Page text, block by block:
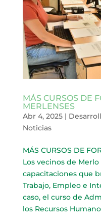
MÁS CURSOS DE
MERLENSES
Abr 4, 2025|
Noticias
MÁS CURSOS DE
Los vecinos de
capacitaciones que
Trabajo, Empleo e
caso, el curso de
los Recursos